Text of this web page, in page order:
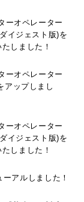
ーオペレーター
イジェスト版)を
しました！
ーオペレーター
アップしまし
ーオペレーター
イジェスト版)を
しました！
アルしました！